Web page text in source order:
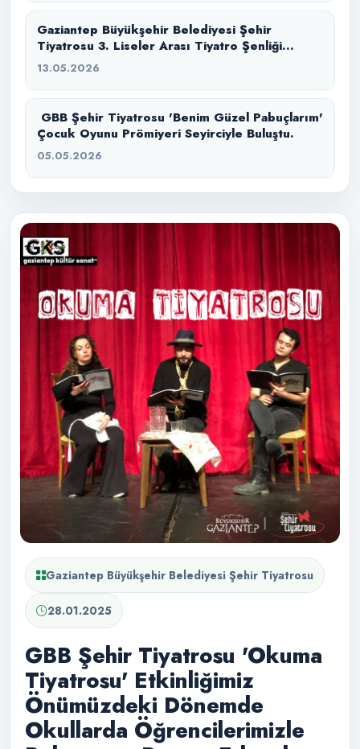
Gaziantep Büyükşehir Belediyesi Şehir Tiyatrosu
28.01.2025
GBB Şehir Tiyatrosu 'Okuma
Tiyatrosu' Etkinliğimiz
Önümüzdeki Dönemde
Okullarda Öğrencilerimizle
Gaziantep Büyükşehir Belediyesi Şehir
Tiyatrosu 3. Liseler Arası Tiyatro Şenliği
başlıyor.
13.05.2026
GBB Şehir Tiyatrosu 'Benim Güzel Pabuçlarım'
Çocuk Oyunu Prömiyeri Seyirciyle Buluştu.
05.05.2026